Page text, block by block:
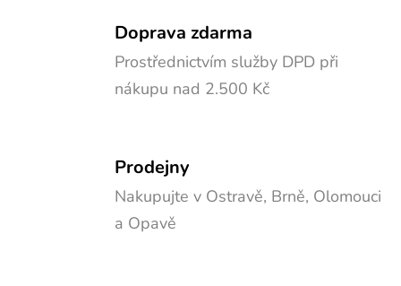
Doprava zdarma
Prostřednictvím služby DPD při
nákupu nad 2.500 Kč
Prodejny
Nakupujte v Ostravě, Brně, Olomouci
a Opavě